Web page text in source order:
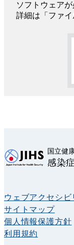
ソフトウェア
詳細は「ファイ
国立健
感染
ウェブアクセシビ
サイトマップ
個人情報保護方針
利用規約